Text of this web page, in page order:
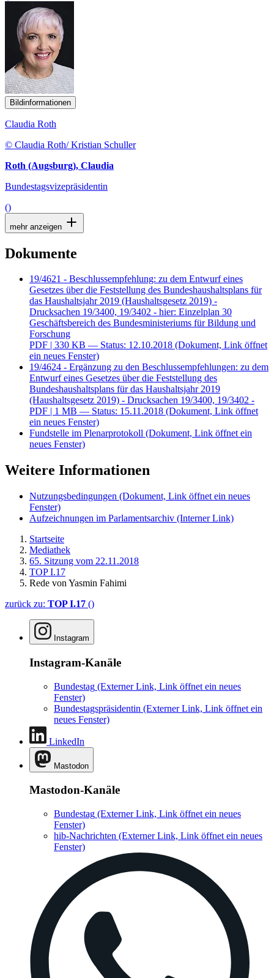
Bildinformationen
Claudia Roth
© Claudia Roth/ Kristian Schuller
Roth (Augsburg), Claudia
Bundestagsvizepräsidentin
()
mehr anzeigen
Dokumente
19/4621 - Beschlussempfehlung: zu dem Entwurf eines
Gesetzes über die Feststellung des Bundeshaushaltsplans für
das Haushaltsjahr 2019 (Haushaltsgesetz 2019) -
Drucksachen 19/3400, 19/3402 - hier: Einzelplan 30
Geschäftsbereich des Bundesministeriums für Bildung und
Forschung
PDF | 330 KB — Status: 12.10.2018 (Dokument, Link öffnet
ein neues Fenster)
19/4624 - Ergänzung zu den Beschlussempfehlungen: zu dem
Entwurf eines Gesetzes über die Feststellung des
Bundeshaushaltsplans für das Haushaltsjahr 2019
(Haushaltsgesetz 2019) - Drucksachen 19/3400, 19/3402 -
PDF | 1 MB — Status: 15.11.2018 (Dokument, Link öffnet
ein neues Fenster)
Fundstelle im Plenarprotokoll (Dokument, Link öffnet ein
neues Fenster)
Weitere Informationen
Nutzungsbedingungen (Dokument, Link öffnet ein neues
Fenster)
Aufzeichnungen im Parlamentsarchiv (Interner Link)
Startseite
Mediathek
65. Sitzung vom 22.11.2018
TOP I.17
Rede von Yasmin Fahimi
zurück zu: TOP I.17 ()
Instagram
Instagram-Kanäle
Bundestag (Externer Link, Link öffnet ein neues
Fenster)
Bundestagspräsidentin (Externer Link, Link öffnet ein
neues Fenster)
LinkedIn
Mastodon
Mastodon-Kanäle
Bundestag (Externer Link, Link öffnet ein neues
Fenster)
hib-Nachrichten (Externer Link, Link öffnet ein neues
Fenster)